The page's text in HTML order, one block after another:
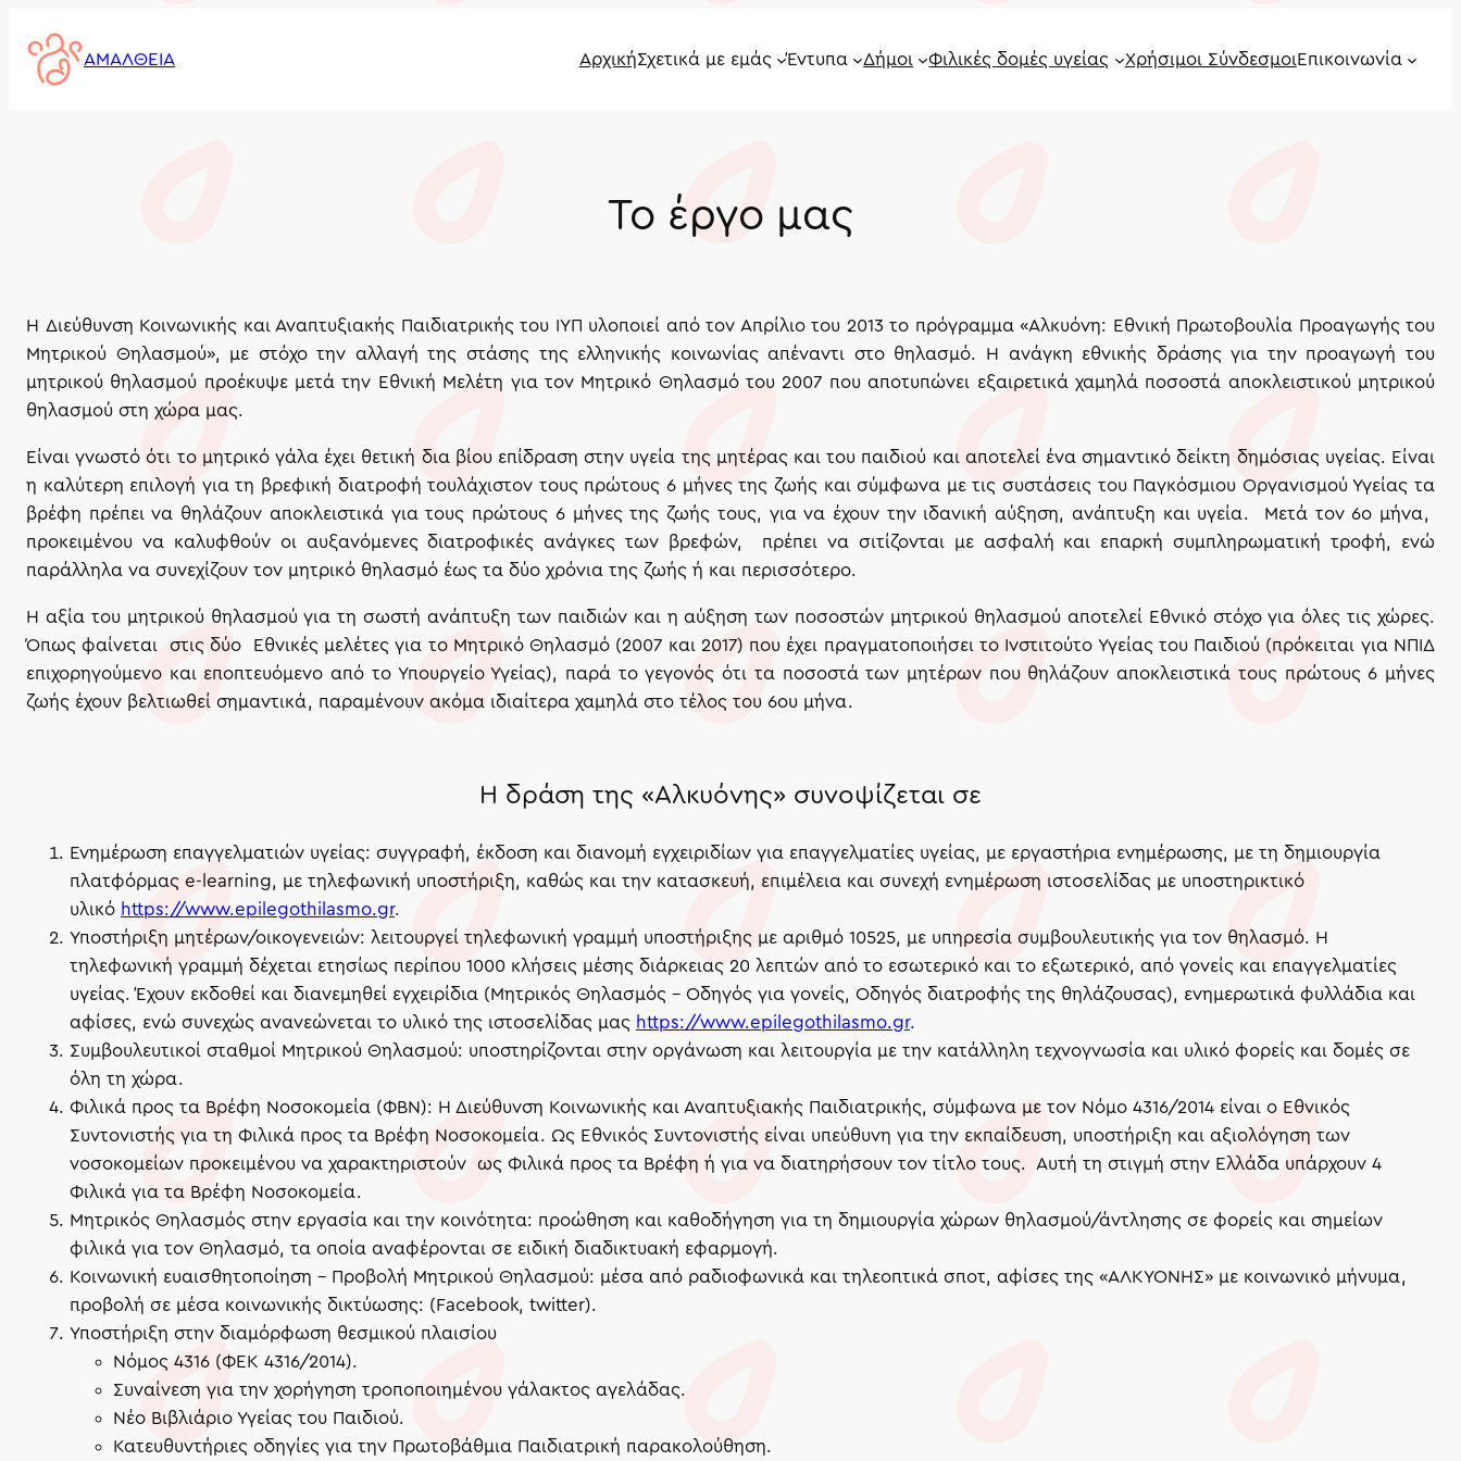
content
ΑΜΑΛΘΕΙΑ ΑρχικήΣχετικά με εμάς Έντυπα Δήμοι Φιλικές δομές υγείας Χρήσιμοι ΣύνδεσμοιΕπικοινωνία
Το έργο μας
H Διεύθυνση Κοινωνικής και Αναπτυξιακής Παιδιατρικής του ΙΥΠ υλοποιεί από τον Απρίλιο του 2013 το πρόγραμμα «Αλκυόνη: Εθνική Πρωτοβουλία Προαγωγής του
Μητρικού Θηλασμού», με στόχο την αλλαγή της στάσης της ελληνικής κοινωνίας απέναντι στο θηλασμό. Η ανάγκη εθνικής δράσης για την προαγωγή του
μητρικού θηλασμού προέκυψε μετά την Εθνική Μελέτη για τον Μητρικό Θηλασμό του 2007 που αποτυπώνει εξαιρετικά χαμηλά ποσοστά αποκλειστικού μητρικού
θηλασμού στη χώρα μας.
Είναι γνωστό ότι το μητρικό γάλα έχει θετική δια βίου επίδραση στην υγεία της μητέρας και του παιδιού και αποτελεί ένα σημαντικό δείκτη δημόσιας υγείας. Είναι
η καλύτερη επιλογή για τη βρεφική διατροφή τουλάχιστον τους πρώτους 6 μήνες της ζωής και σύμφωνα με τις συστάσεις του Παγκόσμιου Οργανισμού Υγείας τα
βρέφη πρέπει να θηλάζουν αποκλειστικά για τους πρώτους 6 μήνες της ζωής τους, για να έχουν την ιδανική αύξηση, ανάπτυξη και υγεία. Μετά τον 6ο μήνα,
προκειμένου να καλυφθούν οι αυξανόμενες διατροφικές ανάγκες των βρεφών, πρέπει να σιτίζονται με ασφαλή και επαρκή συμπληρωματική τροφή, ενώ
παράλληλα να συνεχίζουν τον μητρικό θηλασμό έως τα δύο χρόνια της ζωής ή και περισσότερο.
Η αξία του μητρικού θηλασμού για τη σωστή ανάπτυξη των παιδιών και η αύξηση των ποσοστών μητρικού θηλασμού αποτελεί Εθνικό στόχο για όλες τις χώρες.
Όπως φαίνεται στις δύο Εθνικές μελέτες για το Μητρικό Θηλασμό (2007 και 2017) που έχει πραγματοποιήσει το Ινστιτούτο Υγείας του Παιδιού (πρόκειται για ΝΠΙΔ
επιχορηγούμενο και εποπτευόμενο από το Υπουργείο Υγείας), παρά το γεγονός ότι τα ποσοστά των μητέρων που θηλάζουν αποκλειστικά τους πρώτους 6 μήνες
ζωής έχουν βελτιωθεί σημαντικά, παραμένουν ακόμα ιδιαίτερα χαμηλά στο τέλος του 6ου μήνα.
Η δράση της «Αλκυόνης» συνοψίζεται σε
Ενημέρωση επαγγελματιών υγείας: συγγραφή, έκδοση και διανομή εγχειριδίων για επαγγελματίες υγείας, με εργαστήρια ενημέρωσης, με τη δημιουργία
πλατφόρμας e-learning, με τηλεφωνική υποστήριξη, καθώς και την κατασκευή, επιμέλεια και συνεχή ενημέρωση ιστοσελίδας με υποστηρικτικό
υλικό https://www.epilegothilasmo.gr.
Υποστήριξη μητέρων/οικογενειών: λειτουργεί τηλεφωνική γραμμή υποστήριξης με αριθμό 10525, με υπηρεσία συμβουλευτικής για τον θηλασμό. Η
τηλεφωνική γραμμή δέχεται ετησίως περίπου 1000 κλήσεις μέσης διάρκειας 20 λεπτών από το εσωτερικό και το εξωτερικό, από γονείς και επαγγελματίες
υγείας. Έχουν εκδοθεί και διανεμηθεί εγχειρίδια (Μητρικός Θηλασμός – Οδηγός για γονείς, Οδηγός διατροφής της θηλάζουσας), ενημερωτικά φυλλάδια και
αφίσες, ενώ συνεχώς ανανεώνεται το υλικό της ιστοσελίδας μας https://www.epilegothilasmo.gr.
Συμβουλευτικοί σταθμοί Μητρικού Θηλασμού: υποστηρίζονται στην οργάνωση και λειτουργία με την κατάλληλη τεχνογνωσία και υλικό φορείς και δομές σε
όλη τη χώρα.
Φιλικά προς τα Βρέφη Νοσοκομεία (ΦΒΝ): Η Διεύθυνση Κοινωνικής και Αναπτυξιακής Παιδιατρικής, σύμφωνα με τον Νόμο 4316/2014 είναι ο Εθνικός
Συντονιστής για τη Φιλικά προς τα Βρέφη Νοσοκομεία. Ως Εθνικός Συντονιστής είναι υπεύθυνη για την εκπαίδευση, υποστήριξη και αξιολόγηση των
νοσοκομείων προκειμένου να χαρακτηριστούν ως Φιλικά προς τα Βρέφη ή για να διατηρήσουν τον τίτλο τους. Αυτή τη στιγμή στην Ελλάδα υπάρχουν 4
Φιλικά για τα Βρέφη Νοσοκομεία.
Μητρικός Θηλασμός στην εργασία και την κοινότητα: προώθηση και καθοδήγηση για τη δημιουργία χώρων θηλασμού/άντλησης σε φορείς και σημείων
φιλικά για τον Θηλασμό, τα οποία αναφέρονται σε ειδική διαδικτυακή εφαρμογή.
Κοινωνική ευαισθητοποίηση – Προβολή Μητρικού Θηλασμού: μέσα από ραδιοφωνικά και τηλεοπτικά σποτ, αφίσες της «ΑΛΚΥΟΝΗΣ» με κοινωνικό μήνυμα,
προβολή σε μέσα κοινωνικής δικτύωσης: (Facebook, twitter).
Υποστήριξη στην διαμόρφωση θεσμικού πλαισίου
Νόμος 4316 (ΦΕΚ 4316/2014).
Συναίνεση για την χορήγηση τροποποιημένου γάλακτος αγελάδας.
Νέο Βιβλιάριο Υγείας του Παιδιού.
Κατευθυντήριες οδηγίες για την Πρωτοβάθμια Παιδιατρική παρακολούθηση.